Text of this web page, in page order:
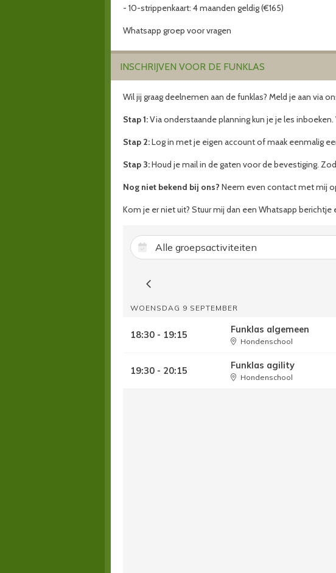
- 10-strippenkaart: 4 maanden geldig (€165)
Whatsapp groep voor vragen
INSCHRIJVEN VOOR DE FUNKLAS
Wil jij graag deelnemen aan de funklas? Meld je aan via
Stap 1:Via onderstaande planning kun je je les
Stap 2:Log in met je eigen account of maak eenmalig
Stap 3:Houd je mail in de gaten voor de bevestiging.
Nog niet bekend bij ons? Neem even contact met mij
Kom je er niet uit? Stuur mij dan een Whatsapp berichtje